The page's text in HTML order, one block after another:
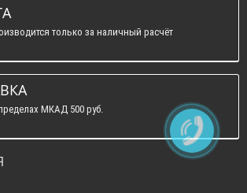
только за наличный расчёт
МКАД 500 руб.